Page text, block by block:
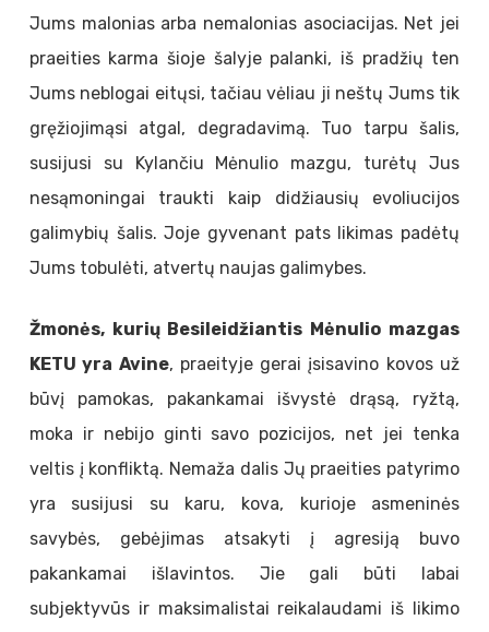
Jums malonias arba nemalonias asociacijas. Net jei
praeities karma šioje šalyje palanki, iš pradžių ten
Jums neblogai eitųsi, tačiau vėliau ji neštų Jums tik
gręžiojimąsi atgal, degradavimą. Tuo tarpu šalis,
susijusi su Kylančiu Mėnulio mazgu, turėtų Jus
nesąmoningai traukti kaip didžiausių evoliucijos
galimybių šalis. Joje gyvenant pats likimas padėtų
Jums tobulėti, atvertų naujas galimybes.
Žmonės, kurių Besileidžiantis Mėnulio mazgas
KETU yra Avine, praeityje gerai įsisavino kovos už
būvį pamokas, pakankamai išvystė drąsą, ryžtą,
moka ir nebijo ginti savo pozicijos, net jei tenka
veltis į konfliktą. Nemaža dalis Jų praeities patyrimo
yra susijusi su karu, kova, kurioje asmeninės
savybės, gebėjimas atsakyti į agresiją buvo
pakankamai išlavintos. Jie gali būti labai
subjektyvūs ir maksimalistai reikalaudami iš likimo